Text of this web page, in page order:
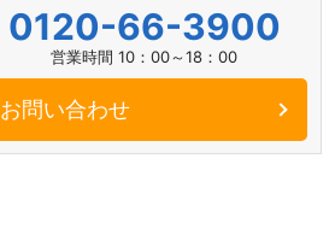
0120-66-3900
営業時間 10：00～18：00
お問い合わせ